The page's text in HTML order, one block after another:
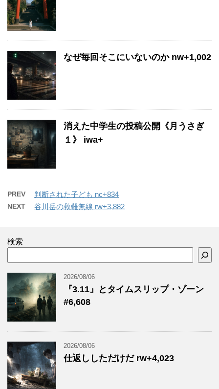
なぜ毎回そこにいないのか nw+1,002
消えた中学生の投稿公開《月うさぎ
１》 iwa+
PREV 判断された子ども nc+834
NEXT 谷川岳の救難無線 rw+3,882
検索
2026/08/06
『3.11』とタイムスリップ・ゾーン
#6,608
2026/08/06
仕返ししただけだ rw+4,023